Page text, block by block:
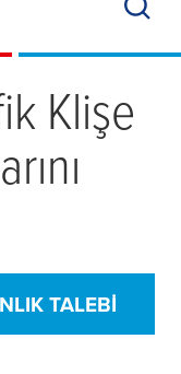
Klişe
TALEBI